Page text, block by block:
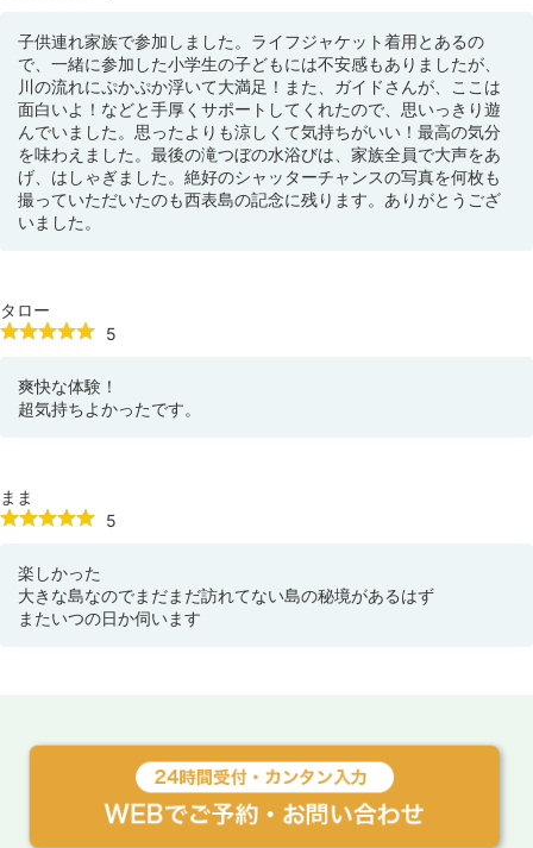
子供連れ家族で参加しました。ライフジャケット着用とあるの
で、一緒に参加した小学生の子どもには不安感もありましたが、
川の流れにぷかぷか浮いて大満足！また、ガイドさんが、ここは
面白いよ！などと手厚くサポートしてくれたので、思いっきり遊
んでいました。思ったよりも涼しくて気持ちがいい！最高の気分
を味わえました。最後の滝つぼの水浴びは、家族全員で大声をあ
げ、はしゃぎました。絶好のシャッターチャンスの写真を何枚も
撮っていただいたのも西表島の記念に残ります。ありがとうござ
いました。
タロー
5
爽快な体験！
超気持ちよかったです。
まま
5
楽しかった
大きな島なのでまだまだ訪れてない島の秘境があるはず
またいつの日か伺います